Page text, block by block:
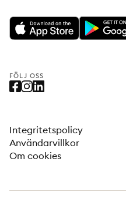
FÖLJ OSS
Integritetspolicy
Användarvillkor
Om cookies